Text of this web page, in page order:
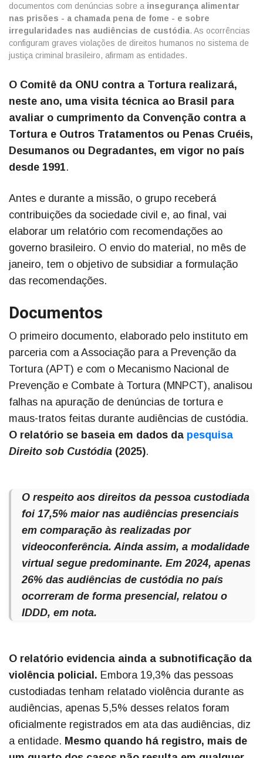
documentos com denúncias sobre a insegurança alimentar
nas prisões - a chamada pena de fome - e sobre
irregularidades nas audiências de custódia. As ocorrências
configuram graves violações de direitos humanos no sistema de
justiça criminal brasileiro, afirmam as entidades.
O Comitê da ONU contra a Tortura realizará,
neste ano, uma visita técnica ao Brasil para
avaliar o cumprimento da Convenção contra a
Tortura e Outros Tratamentos ou Penas Cruéis,
Desumanos ou Degradantes, em vigor no país
desde 1991.
Antes e durante a missão, o grupo receberá
contribuições da sociedade civil e, ao final, vai
elaborar um relatório com recomendações ao
governo brasileiro. O envio do material, no mês de
janeiro, tem o objetivo de subsidiar a formulação
das recomendações.
Documentos
O primeiro documento, elaborado pelo instituto em
parceria com a Associação para a Prevenção da
Tortura (APT) e com o Mecanismo Nacional de
Prevenção e Combate à Tortura (MNPCT), analisou
falhas na apuração de denúncias de tortura e
maus-tratos feitas durante audiências de custódia.
O relatório se baseia em dados da pesquisa
Direito sob Custódia (2025).
O respeito aos direitos da pessoa custodiada
foi 17,5% maior nas audiências presenciais
em comparação às realizadas por
videoconferência. Ainda assim, a modalidade
virtual segue predominante. Em 2024, apenas
26% das audiências de custódia no país
ocorreram de forma presencial, relatou o
IDDD, em nota.
O relatório evidencia ainda a subnotificação da
violência policial. Embora 19,3% das pessoas
custodiadas tenham relatado violência durante as
audiências, apenas 5,5% desses relatos foram
oficialmente registrados em ata das audiências, diz
a entidade. Mesmo quando há registro, mais de